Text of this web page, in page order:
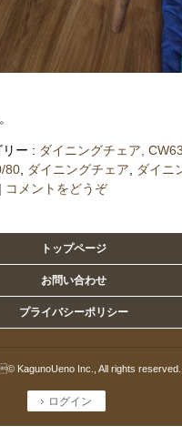
ー : ダイニングチェア, CW63
80, ダイニングチェア, ダイニ
| コメントをどうぞ
トップページ
お問い合わせ
プライバシーポリシー
KagunoUeno Inc., All rights reserved.
ログイン